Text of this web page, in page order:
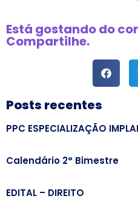
Está gostando do
Compartilhe.
Posts recentes
PPC ESPECIALIZAÇÃO
Calendário 2° Bimestre
EDITAL – DIREITO